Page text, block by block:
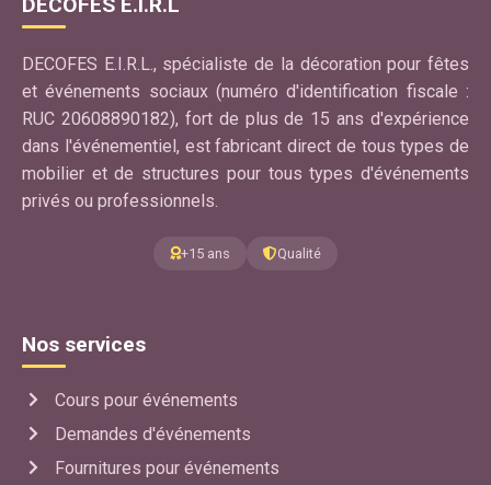
DECOFES E.I.R.L
DECOFES E.I.R.L., spécialiste de la décoration pour fêtes
et événements sociaux (numéro d'identification fiscale :
RUC 20608890182), fort de plus de 15 ans d'expérience
dans l'événementiel, est fabricant direct de tous types de
mobilier et de structures pour tous types d'événements
privés ou professionnels.
+15 ans Qualité
Nos services
Cours pour événements
Demandes d'événements
Fournitures pour événements